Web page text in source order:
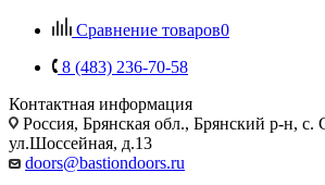
Сравнение товаров0
8 (483) 236-70-58
Контактная информация
Россия, Брянская обл., Брянский р-н, с.
ул.Шоссейная, д.13
doors@bastiondoors.ru